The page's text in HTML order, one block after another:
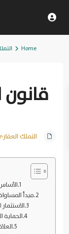
Home
قانون
التملك
مبدأ